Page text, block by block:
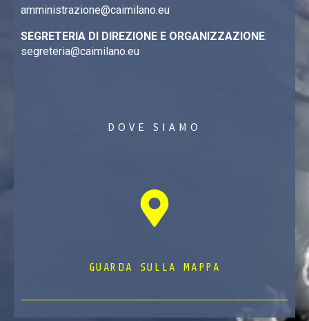
amministrazione@caimilano.eu
SEGRETERIA DI DIREZIONE E ORGANIZZAZIONE:
segreteria@caimilano.eu
DOVE SIAMO
GUARDA SULLA MAPPA